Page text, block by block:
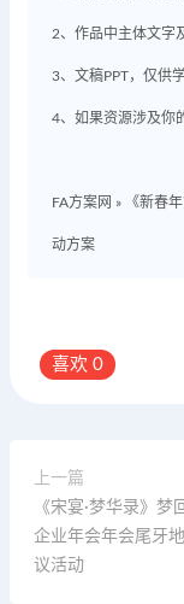
2、作品中主体文字
3、文稿PPT，仅供
4、如果资源涉及你
FA方案网 » 《新春
动方案
喜欢 0
上一篇
《宋宴·梦华录》梦
企业年会年会尾牙
议活动